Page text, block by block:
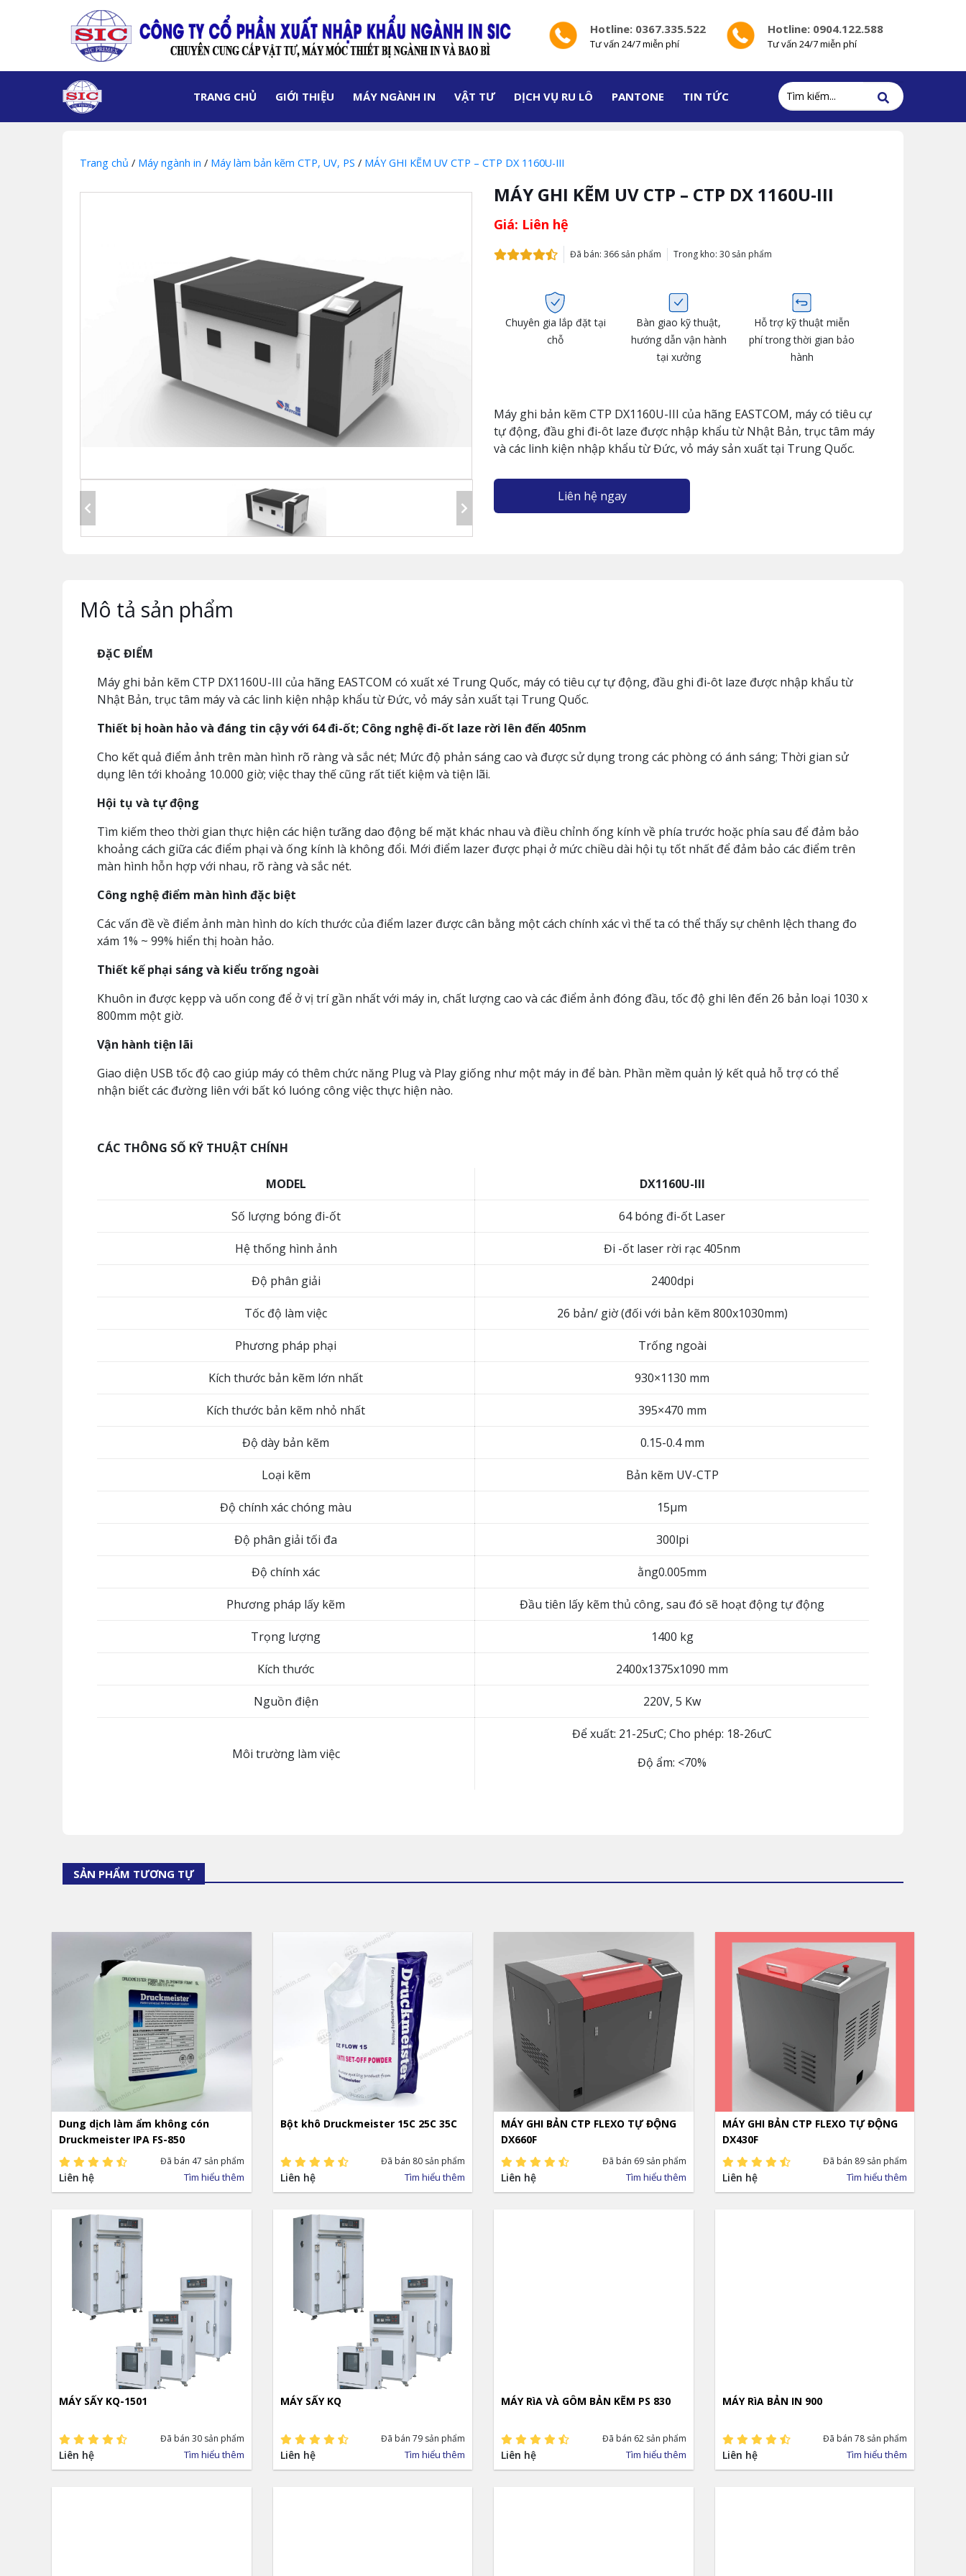
Hotline: 0367.335.522
Tư vấn 24/7 miễn phí
Hotline: 0904.122.588
Tư vấn 24/7 miễn phí
TRANG CHỦ GIỚI THIỆU MÁY NGÀNH IN VẬT TƯ DỊCH VỤ RU LÔ PANTONE TIN TỨC
Trang chủ / Máy ngành in / Máy làm bản kẽm CTP, UV, PS / MÁY GHI KẼM UV CTP – CTP DX 1160U-III
MÁY GHI KẼM UV CTP – CTP DX 1160U-III
Giá: Liên hệ
Đã bán: 366 sản phẩm Trong kho: 30 sản phẩm
Chuyên gia lắp đặt tại
chỗ
Bàn giao kỹ thuật,
hướng dẫn vận hành
tại xưởng
Hỗ trợ kỹ thuật miễn
phí trong thời gian bảo
hành
Máy ghi bản kẽm CTP DX1160U-III của hãng EASTCOM, máy có tiêu cự
tự động, đầu ghi đi-ôt laze được nhập khẩu từ Nhật Bản, trục tâm máy
và các linh kiện nhập khẩu từ Đức, vỏ máy sản xuất tại Trung Quốc.
Liên hệ ngay
Mô tả sản phẩm
ĐặC ĐIỂM
Máy ghi bản kẽm CTP DX1160U-III của hãng EASTCOM có xuất xé Trung Quốc, máy có tiêu cự tự động, đầu ghi đi-ôt laze được nhập khẩu từ
Nhật Bản, trục tâm máy và các linh kiện nhập khẩu từ Đức, vỏ máy sản xuất tại Trung Quốc.
Thiết bị hoàn hảo và đáng tin cậy với 64 đi-ốt; Công nghệ đi-ốt laze rời lên đến 405nm
Cho kết quả điểm ảnh trên màn hình rõ ràng và sắc nét; Mức độ phản sáng cao và được sử dụng trong các phòng có ánh sáng; Thời gian sử
dụng lên tới khoảng 10.000 giờ; việc thay thế cũng rất tiết kiệm và tiện lãi.
Hội tụ và tự động
Tìm kiếm theo thời gian thực hiện các hiện tưãng dao động bế mặt khác nhau và điều chỉnh ống kính về phía trước hoặc phía sau để đảm bảo
khoảng cách giữa các điểm phại và ống kính là không đổi. Mới điểm lazer được phại ở mức chiều dài hội tụ tốt nhất để đảm bảo các điểm trên
màn hình hỗn hợp với nhau, rõ ràng và sắc nét.
Công nghệ điểm màn hình đặc biệt
Các vấn đề về điểm ảnh màn hình do kích thước của điểm lazer được cân bằng một cách chính xác vì thế ta có thể thấy sự chênh lệch thang đo
xám 1% ~ 99% hiển thị hoàn hảo.
Thiết kế phại sáng và kiểu trống ngoài
Khuôn in được kẹpp và uốn cong để ở vị trí gần nhất với máy in, chất lượng cao và các điểm ảnh đóng đầu, tốc độ ghi lên đến 26 bản loại 1030 x
800mm một giờ.
Vận hành tiện lãi
Giao diện USB tốc độ cao giúp máy có thêm chức năng Plug và Play giống như một máy in để bàn. Phần mềm quản lý kết quả hỗ trợ có thể
nhận biết các đường liên với bất kó luóng công việc thực hiện nào.
CÁC THÔNG SỐ KỸ THUẬT CHÍNH
MODEL DX1160U-III
Số lượng bóng đi-ốt 64 bóng đi-ốt Laser
Hệ thống hình ảnh Đi -ốt laser rời rạc 405nm
Độ phân giải 2400dpi
Tốc độ làm việc 26 bản/ giờ (đối với bản kẽm 800x1030mm)
Phương pháp phại Trống ngoài
Kích thước bản kẽm lớn nhất 930×1130 mm
Kích thước bản kẽm nhỏ nhất 395×470 mm
Độ dày bản kẽm 0.15-0.4 mm
Loại kẽm Bản kẽm UV-CTP
Độ chính xác chóng màu 15µm
Độ phân giải tối đa 300lpi
Độ chính xác ằng0.005mm
Phương pháp lấy kẽm Đầu tiên lấy kẽm thủ công, sau đó sẽ hoạt động tự động
Trọng lượng 1400 kg
Kích thước 2400x1375x1090 mm
Nguồn điện 220V, 5 Kw
Môi trường làm việc
Để xuất: 21-25ưC; Cho phép: 18-26ưC
Độ ẩm: <70%
SẢN PHẨM TƯƠNG TỰ
Dung dịch làm ẩm không cón
Druckmeister IPA FS-850
Đã bán 47 sản phẩm
Liên hệ Tìm hiểu thêm
Bột khô Druckmeister 15C 25C 35C
Đã bán 80 sản phẩm
Liên hệ Tìm hiểu thêm
MÁY GHI BẢN CTP FLEXO TỰ ĐỘNG
DX660F
Đã bán 69 sản phẩm
Liên hệ Tìm hiểu thêm
MÁY GHI BẢN CTP FLEXO TỰ ĐỘNG
DX430F
Đã bán 89 sản phẩm
Liên hệ Tìm hiểu thêm
MÁY SẤY KQ-1501
Đã bán 30 sản phẩm
Liên hệ Tìm hiểu thêm
MÁY SẤY KQ
Đã bán 79 sản phẩm
Liên hệ Tìm hiểu thêm
MÁY RìA VÀ GÔM BẢN KẼM PS 830
Đã bán 62 sản phẩm
Liên hệ Tìm hiểu thêm
MÁY RìA BẢN IN 900
Đã bán 78 sản phẩm
Liên hệ Tìm hiểu thêm